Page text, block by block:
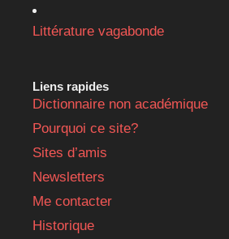
Littérature vagabonde
Liens rapides
Dictionnaire non académique
Pourquoi ce site?
Sites d’amis
Newsletters
Me contacter
Historique